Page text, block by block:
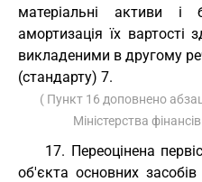
матеріальні активи і
амортизація їх вартості
викладеними в другому
(стандарту) 7.
( Пункт 16 доповнено
Міністерства фінансів
17. Переоцінена
об'єкта основних